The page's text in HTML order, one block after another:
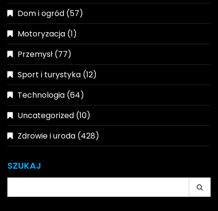
Dom i ogród (57)
Motoryzacja (1)
Przemysł (77)
Sport i turystyka (12)
Technologia (64)
Uncategorized (10)
Zdrowie i uroda (428)
SZUKAJ
for: